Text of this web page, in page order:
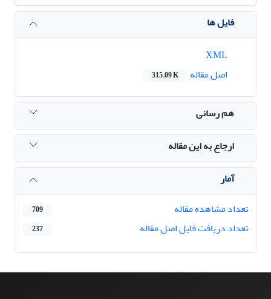
فایل ها
اصل مقاله
315.09 K
هم رسانی
ارجاع به این مقاله
آمار
تعداد مشاهده مقاله
709
تعداد دریافت فایل اصل مقاله 237